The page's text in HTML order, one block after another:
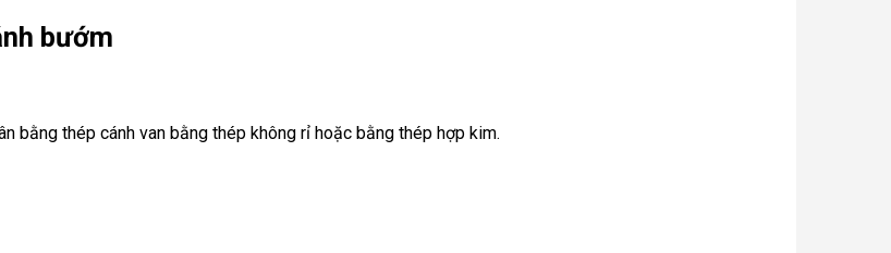
bướm
bằng thép cánh van bằng thép không rỉ hoặc bằng thép hợp kim.